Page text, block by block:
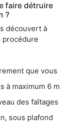
faire détruire
?
découvert à
procédure
que vous
à maximum 6 m
des faîtages
sous plafond